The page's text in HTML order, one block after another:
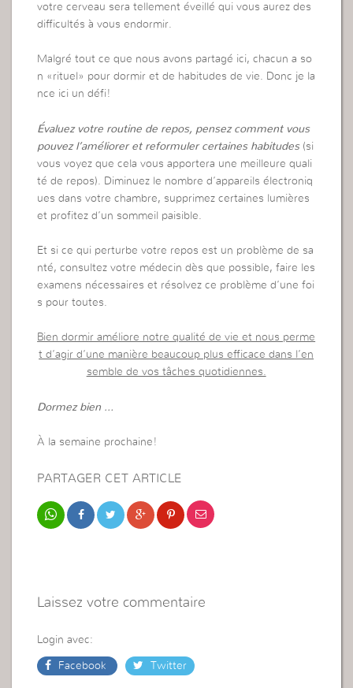
votre cerveau sera tellement éveillé qui vous aurez des
difficultés à vous endormir.
Malgré tout ce que nous avons partagé ici, chacun a so
n «rituel» pour dormir et de habitudes de vie. Donc je la
nce ici un défi!
Évaluez votre routine de repos, pensez comment vous
pouvez l’améliorer et reformuler certaines habitudes(si
vous voyez que cela vous apportera une meilleure quali
té de repos). Diminuez le nombre d’appareils électroniq
ues dans votre chambre, supprimez certaines lumières
et profitez d’un sommeil paisible.
Et si ce qui perturbe votre repos est un problème de sa
nté, consultez votre médecin dès que possible, faire les
examens nécessaires et résolvez ce problème d’une foi
s pour toutes.
Bien dormir améliore notre qualité de vie et nous perme
t d’agir d’une manière beaucoup plus efficace dans l’en
semble de vos tâches quotidiennes.
Dormez bien …
À la semaine prochaine!
PARTAGER CET ARTICLE
Laissez votre commentaire
Login avec:
Facebook Twitter